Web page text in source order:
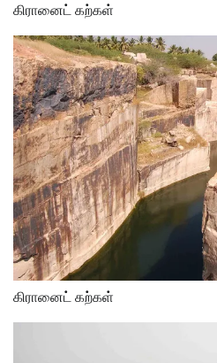
கிரானைட் கற்கள்
கிரானைட் கற்கள்